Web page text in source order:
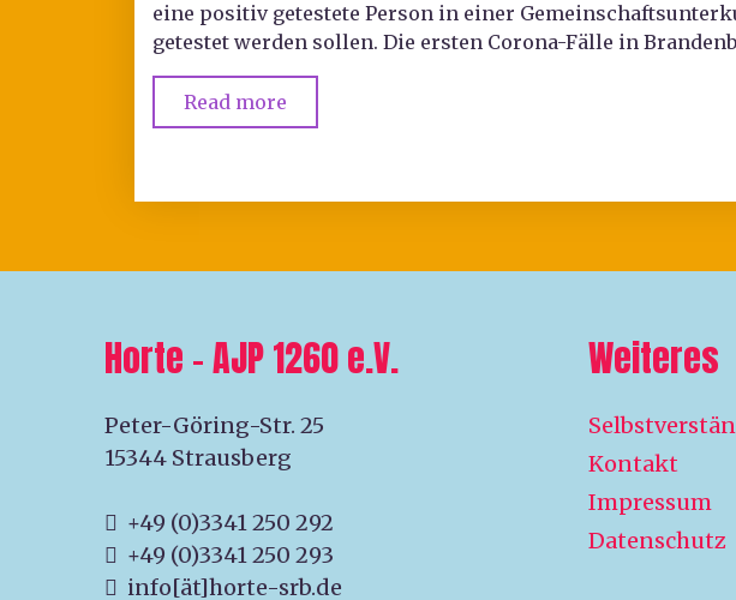
eine positiv getestete Person in einer
getestet werden sollen. Die ersten Corona-Fälle in
Read more
Horte – AJP 1260 e.V.
Peter-Göring-Str. 25
15344 Strausberg
+49 (0)3341 250 292
+49 (0)3341 250 293
info[ät]horte-srb.de
Weiteres
Kontakt
Impressum
Datenschutz